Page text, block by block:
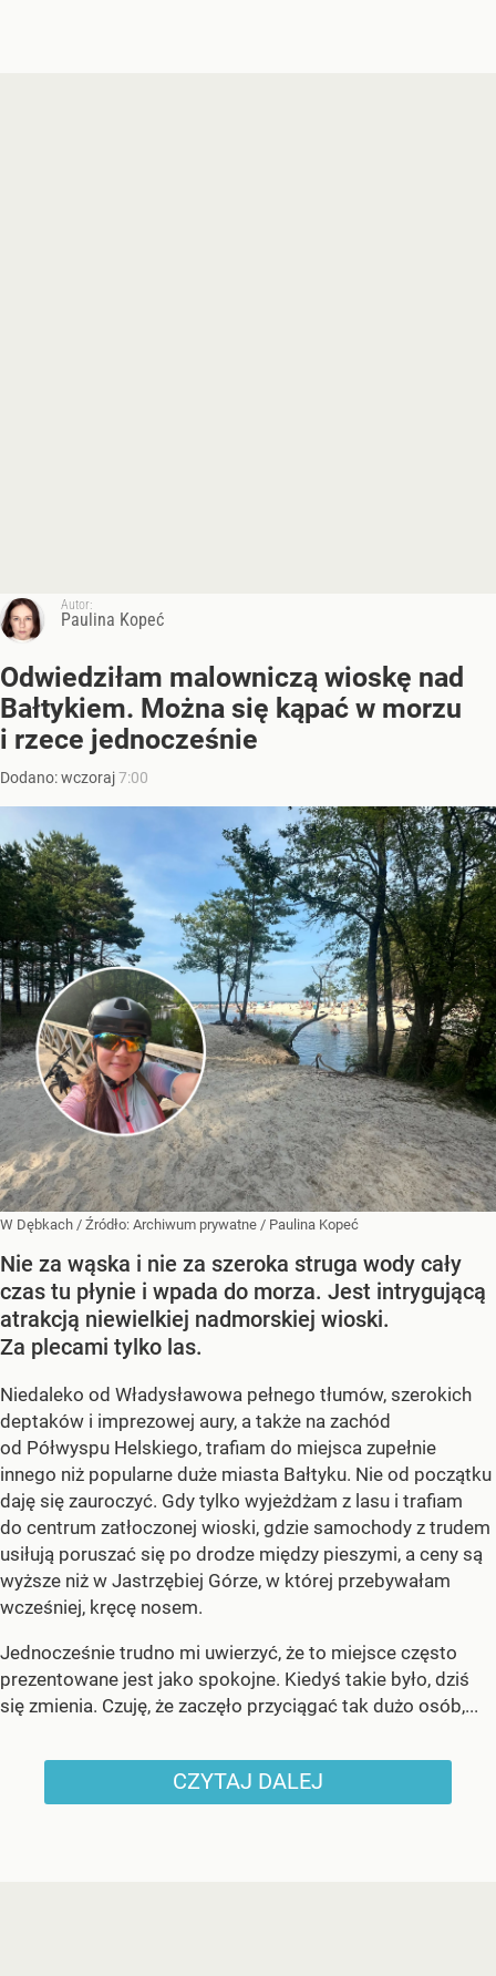
Autor:
Paulina Kopeć
Odwiedziłam malowniczą wioskę nad
Bałtykiem. Można się kąpać w morzu
i rzece jednocześnie
Dodano:wczoraj7:00
W Dębkach / Źródło: Archiwum prywatne / Paulina Kopeć
Nie za wąska i nie za szeroka struga wody cały
czas tu płynie i wpada do morza. Jest intrygującą
atrakcją niewielkiej nadmorskiej wioski.
Za plecami tylko las.
Niedaleko od Władysławowa pełnego tłumów, szerokich
deptaków i imprezowej aury, a także na zachód
od Półwyspu Helskiego, trafiam do miejsca zupełnie
innego niż popularne duże miasta Bałtyku. Nie od początku
daję się zauroczyć. Gdy tylko wyjeżdżam z lasu i trafiam
do centrum zatłoczonej wioski, gdzie samochody z trudem
usiłują poruszać się po drodze między pieszymi, a ceny są
wyższe niż w Jastrzębiej Górze, w której przebywałam
wcześniej, kręcę nosem.
Jednocześnie trudno mi uwierzyć, że to miejsce często
prezentowane jest jako spokojne. Kiedyś takie było, dziś
się zmienia. Czuję, że zaczęło przyciągać tak dużo osób,...
CZYTAJ DALEJ